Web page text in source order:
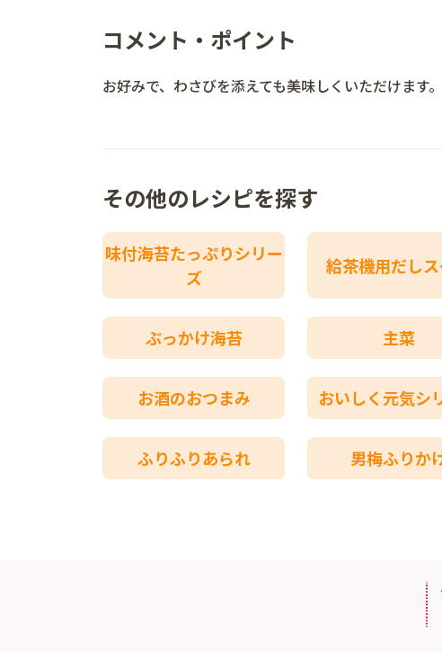
コメント・ポイント
お好みで、わさびを添えても美味しくいただけます。
その他のレシピを探す
味付海苔たっぷりシリー
ズ
給茶機用だし
ぶっかけ海苔 主菜
お酒のおつまみ おいしく元気シ
ふりふりあられ 男梅ふりか